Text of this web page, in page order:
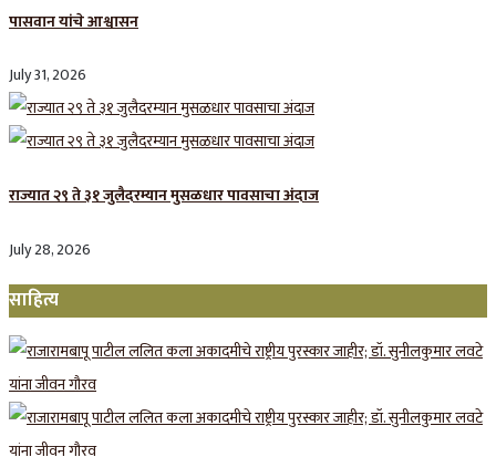
पासवान यांचे आश्वासन
July 31, 2026
राज्यात २९ ते ३१ जुलैदरम्यान मुसळधार पावसाचा अंदाज
July 28, 2026
साहित्य